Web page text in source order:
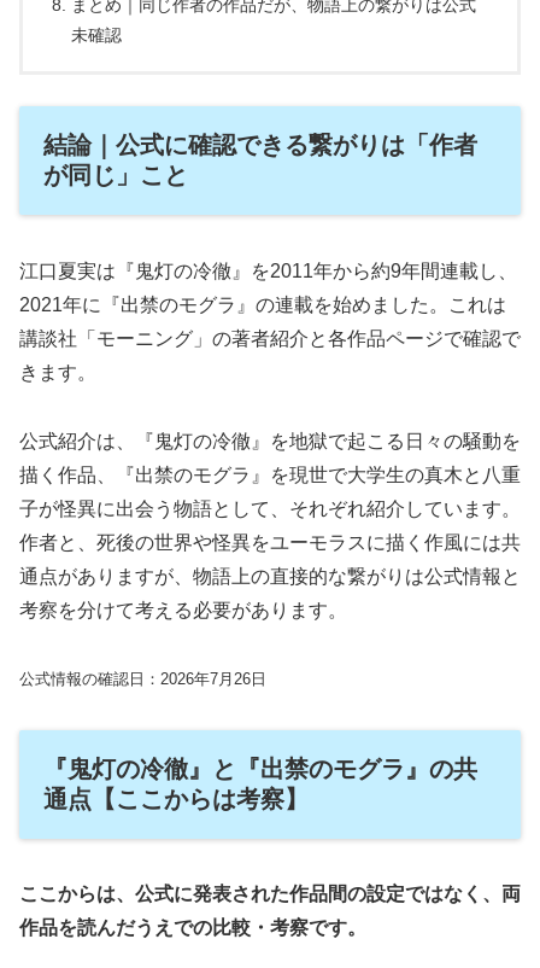
まとめ｜同じ作者の作品だが、物語上の繋がりは公式
未確認
結論｜公式に確認できる繋がりは「作者
が同じ」こと
江口夏実は『鬼灯の冷徹』を2011年から約9年間連載し、
2021年に『出禁のモグラ』の連載を始めました。これは
講談社「モーニング」の著者紹介と各作品ページで確認で
きます。
公式紹介は、『鬼灯の冷徹』を地獄で起こる日々の騒動を
描く作品、『出禁のモグラ』を現世で大学生の真木と八重
子が怪異に出会う物語として、それぞれ紹介しています。
作者と、死後の世界や怪異をユーモラスに描く作風には共
通点がありますが、物語上の直接的な繋がりは公式情報と
考察を分けて考える必要があります。
公式情報の確認日：2026年7月26日
『鬼灯の冷徹』と『出禁のモグラ』の共
通点【ここからは考察】
ここからは、公式に発表された作品間の設定ではなく、両
作品を読んだうえでの比較・考察です。